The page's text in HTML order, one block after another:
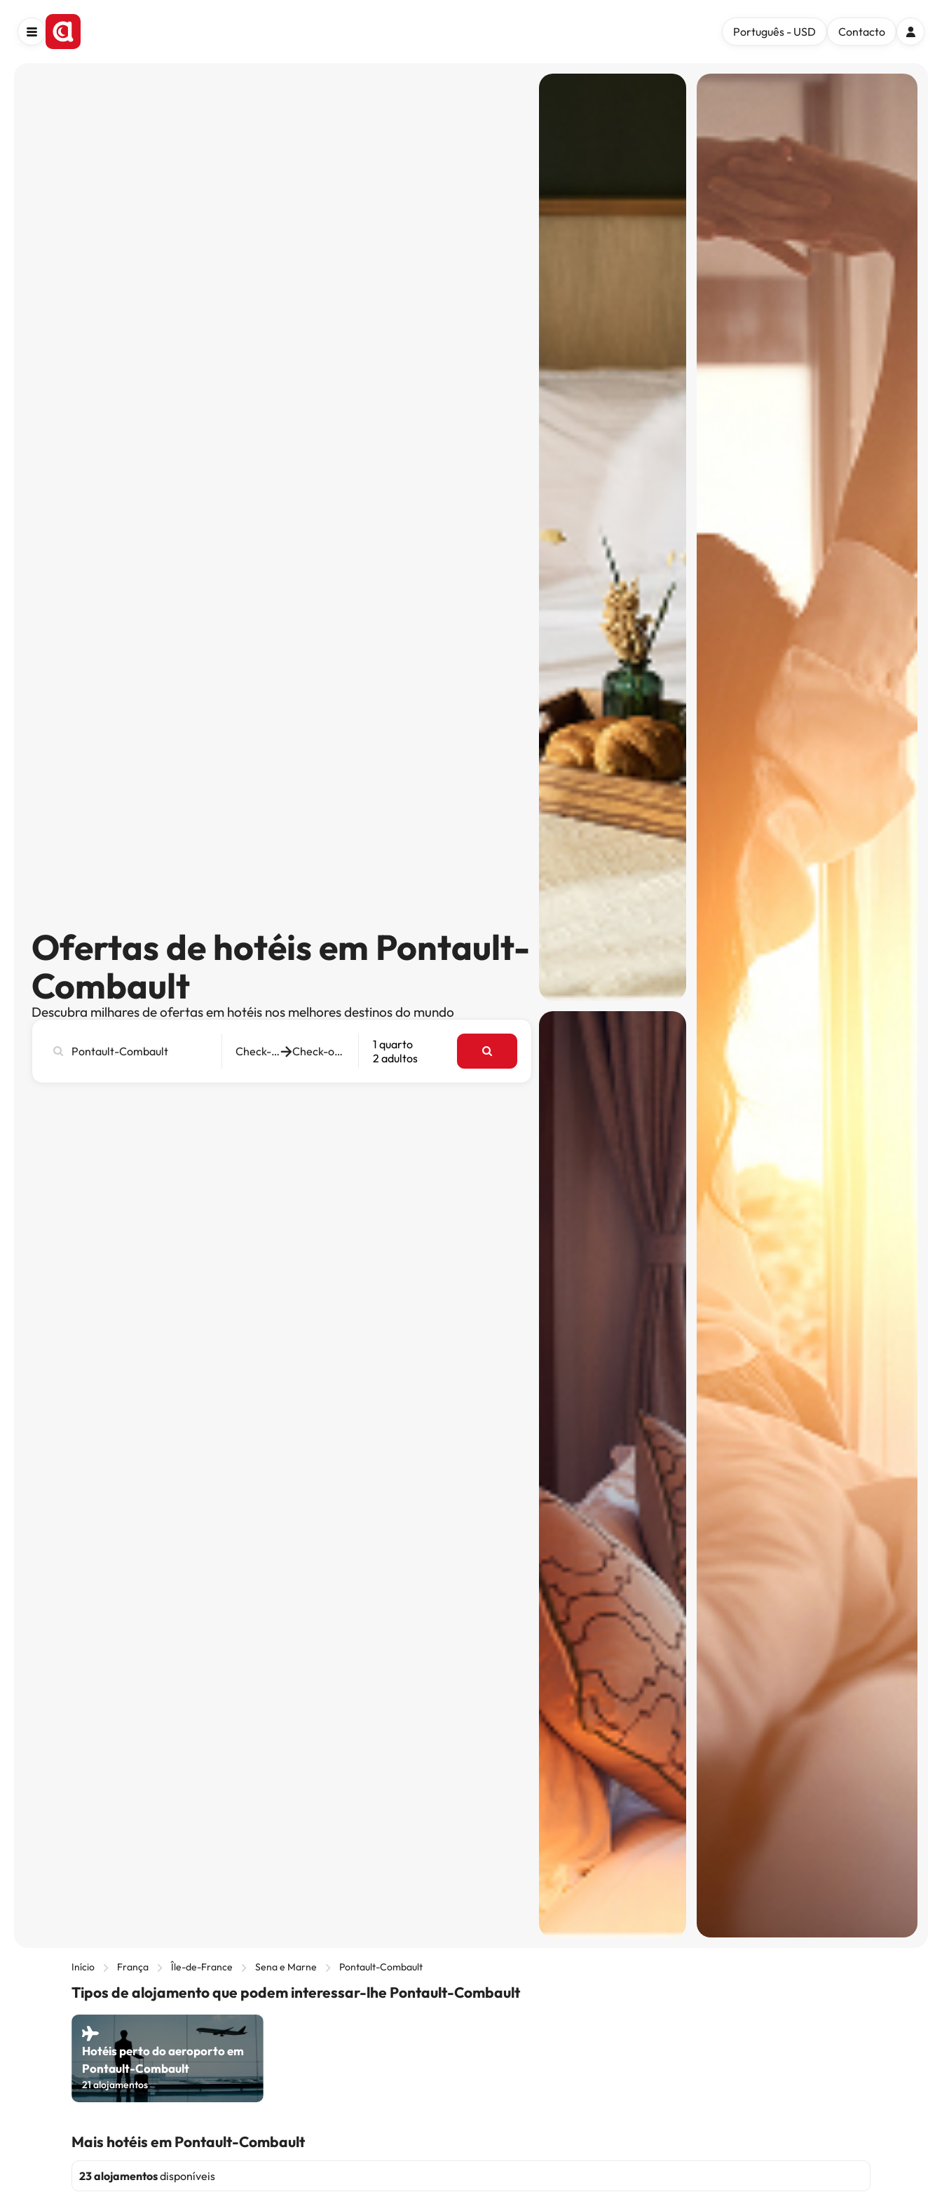
Português - USD Contacto
Ofertas de hotéis em Pontault-
Combault
Descubra milhares de ofertas em hotéis nos melhores destinos do mundo
cidade,
Check-in Check-out
1 quarto
2 adultos
Início França Île-de-France Sena e Marne Pontault-Combault
Tipos de alojamento que podem interessar-lhe Pontault-Combault
Hotéis perto do aeroporto em
Pontault-Combault
21alojamentos
Mais hotéis em Pontault-Combault
23 alojamentosdisponíveis